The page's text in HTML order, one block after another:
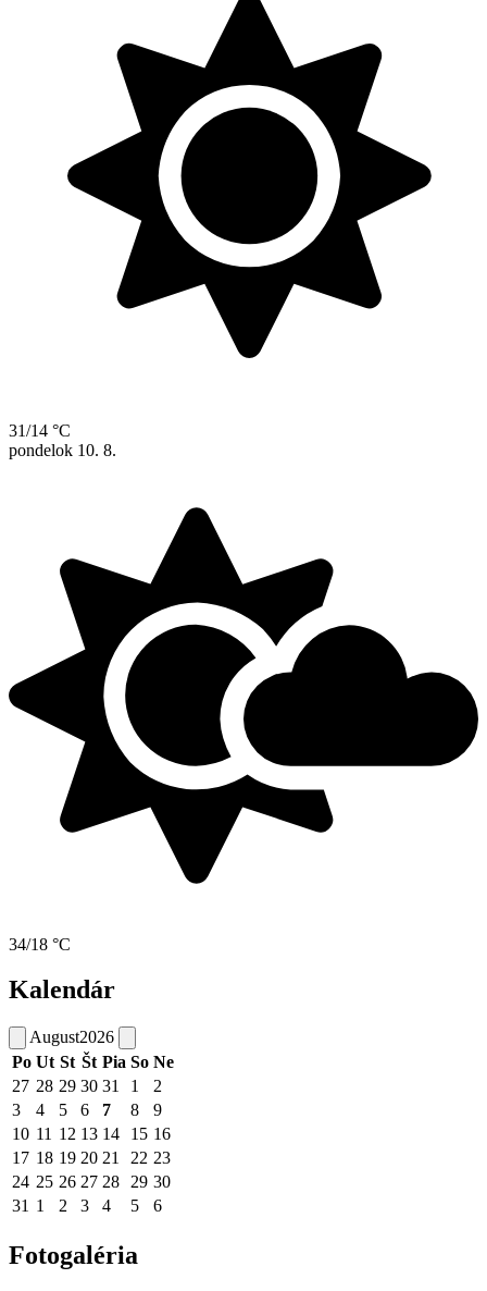
31/14 °C
pondelok 10. 8.
34/18 °C
Kalendár
August2026
Po Ut St Št Pia So Ne
27 28 29 30 31 1
2
3
4 5 6 7 8
9
10 11 12 13 14 15 16
17 18 19 20 21 22 23
24 25 26 27 28 29 30
31 1 2 3 4 5 6
Fotogaléria